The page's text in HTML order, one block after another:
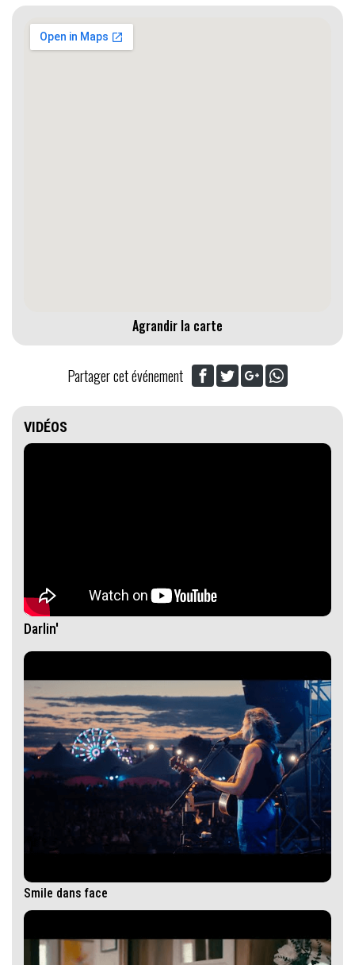
Agrandir la carte
Partager cet événement
VIDÉOS
Darlin'
Smile dans face